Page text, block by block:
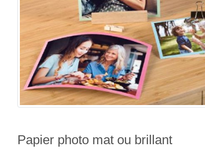
Papier photo mat ou brillant